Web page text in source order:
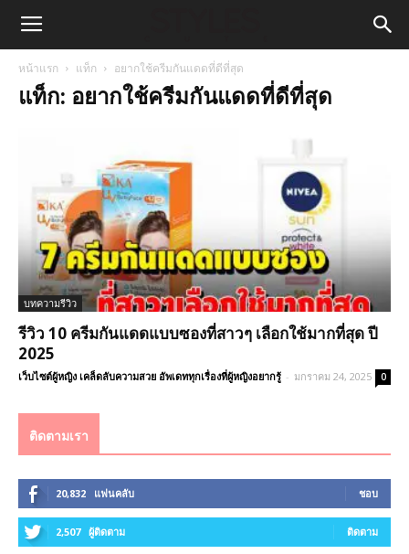
หน้าแรก แท็ก อยากใช้ครีมกันแดดที่ดีที่สุด
แท็ก: อยากใช้ครีมกันแดดที่ดีที่สุด
บทความรีวิว
รีวิว 10 ครีมกันแดดแบบซองที่สาวๆ เลือกใช้มากที่สุด ปี
2025
เว็บไซต์ผู้หญิง เคล็ดลับความสวย อัพเดททุกเรื่องที่ผู้หญิงอยากรู้ - มกราคม 24, 2025 0
ติดตามเรา
20,832 แฟนคลับ ชอบ
2,507 ผู้ติดตาม ติดตาม